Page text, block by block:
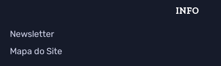
INFO
Newsletter
Mapa do Site